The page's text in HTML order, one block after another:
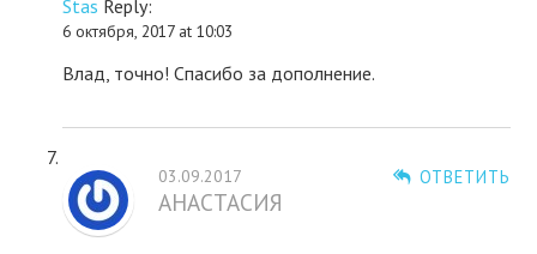
Stas Reply:
6 октября, 2017 at 10:03
Влад, точно! Спасибо за дополнение.
ОТВЕТИТЬ
03.09.2017
АНАСТАСИЯ